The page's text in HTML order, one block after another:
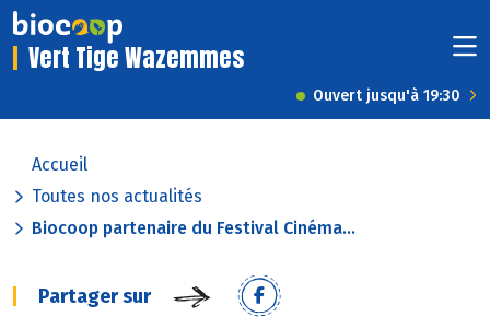
Vert Tige Wazemmes
Ouvert jusqu'à 19:30
Accueil
Toutes nos actualités
Biocoop partenaire du Festival Cinéma...
Partager sur